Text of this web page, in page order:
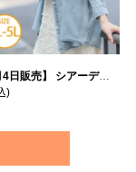
で お洒落に肌隠し | 大きいサイズの通販ならハッピーマリリン
)